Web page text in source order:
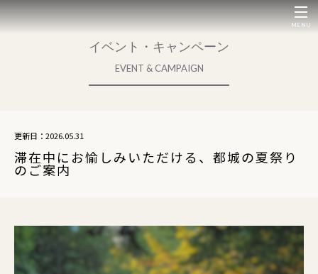
MENU
イベント・キャンペーン
EVENT & CAMPAIGN
更新日：2026.05.31
滞在中にお愉しみいただける、都城の夏祭り
のご案内